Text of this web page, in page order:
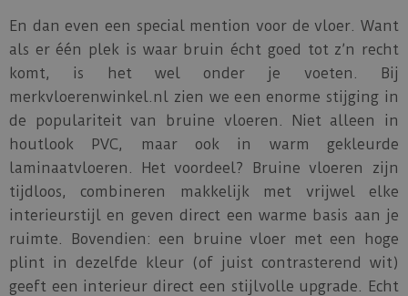
En dan even een special mention voor de vloer. Want
als er één plek is waar bruin écht goed tot z’n recht
komt, is het wel onder je voeten. Bij
merkvloerenwinkel.nl zien we een enorme stijging in
de populariteit van bruine vloeren. Niet alleen in
houtlook PVC, maar ook in warm gekleurde
laminaatvloeren. Het voordeel? Bruine vloeren zijn
tijdloos, combineren makkelijk met vrijwel elke
interieurstijl en geven direct een warme basis aan je
ruimte. Bovendien: een bruine vloer met een hoge
plint in dezelfde kleur (of juist contrasterend wit)
geeft een interieur direct een stijlvolle upgrade. Echt